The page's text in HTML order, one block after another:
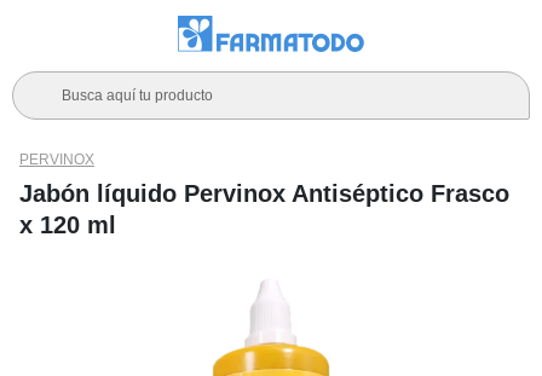
Busca aquí tu producto
PERVINOX
Jabón líquido Pervinox Antiséptico Frasco
x 120 ml